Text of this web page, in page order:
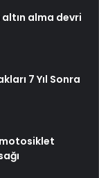
alma devri
7 Yıl Sonra